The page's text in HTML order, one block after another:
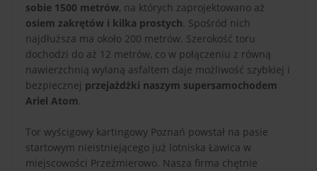
sobie 1500 metrów, na których zaprojektowano aż
osiem zakrętów i kilka prostych. Spośród nich
najdłuższa ma około 200 metrów. Szerokość toru
dochodzi do aż 12 metrów, co w połączeniu z równą
nawierzchnią wylaną asfaltem daje możliwość szybkiej i
bezpiecznej przejażdżki naszym supersamochodem
Ariel Atom.
Tor wyścigowy kartingowy Poznań powstał na pasie
startowym nieistniejącego już lotniska Ławica w
miejscowości Przeźmierowo. Nasza firma chętnie